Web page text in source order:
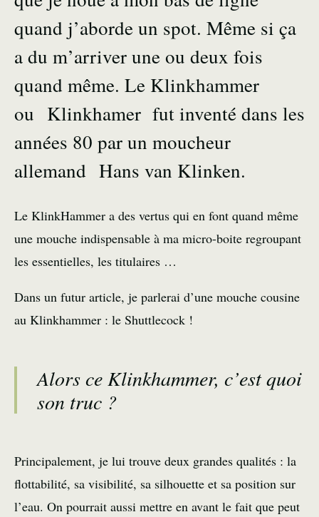
quand j’aborde un spot. Même si ça
a du m’arriver une ou deux fois
quand même. Le Klinkhammer
ou Klinkhamer fut inventé dans les
années 80 par un moucheur
allemand Hans van Klinken.
Le KlinkHammer a des vertus qui en font quand même
une mouche indispensable à ma micro-boite regroupant
les essentielles, les titulaires …
Dans un futur article, je parlerai d’une mouche cousine
au Klinkhammer : le Shuttlecock !
Alors ce Klinkhammer, c’est quoi
son truc ?
Principalement, je lui trouve deux grandes qualités : la
flottabilité, sa visibilité, sa silhouette et sa position sur
l’eau. On pourrait aussi mettre en avant le fait que peut